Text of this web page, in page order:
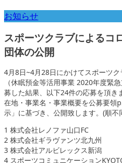
お知らせ
スポーツクラブによるコ
団体の公開
4月8日~4月28日にかけてスポーツ
（休眠預金等活用事業 2020年度緊
募した結果、以下24件の応募を頂き
在地・事業名・事業概要を公募要領
示」に基づき、公開致します。(順不
1 株式会社レノファ山口FC
2 株式会社ギラヴァンツ北九州
3 株式会社アルビレックス新潟
4 スポーツコミュニケーション